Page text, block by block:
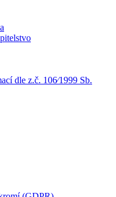
dle z.č. 106⁄1999 Sb.